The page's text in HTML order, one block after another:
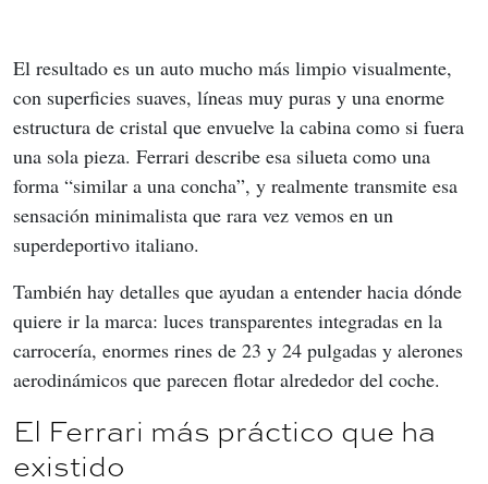
El resultado es un auto mucho más limpio visualmente,
con superficies suaves, líneas muy puras y una enorme
estructura de cristal que envuelve la cabina como si fuera
una sola pieza. Ferrari describe esa silueta como una
forma “similar a una concha”, y realmente transmite esa
sensación minimalista que rara vez vemos en un
superdeportivo italiano.
También hay detalles que ayudan a entender hacia dónde
quiere ir la marca: luces transparentes integradas en la
carrocería, enormes rines de 23 y 24 pulgadas y alerones
aerodinámicos que parecen flotar alrededor del coche.
El Ferrari más práctico que ha
existido